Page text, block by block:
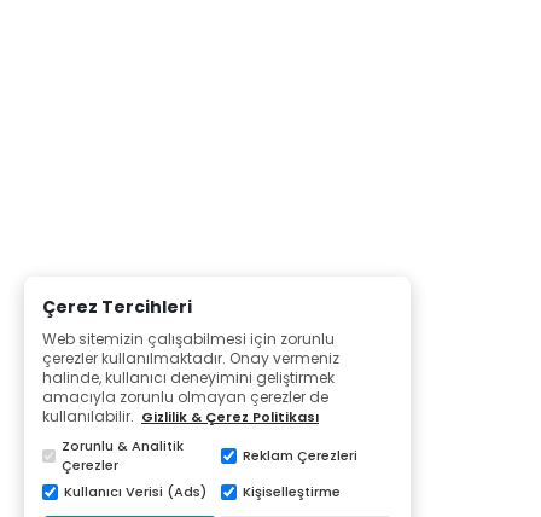
Çerez Tercihleri
Web sitemizin çalışabilmesi için zorunlu
çerezler kullanılmaktadır. Onay vermeniz
halinde, kullanıcı deneyimini geliştirmek
amacıyla zorunlu olmayan çerezler de
kullanılabilir. Gizlilik & Çerez Politikası
Zorunlu & Analitik
Çerezler
Reklam Çerezleri
Kullanıcı Verisi (Ads)
Kişiselleştirme